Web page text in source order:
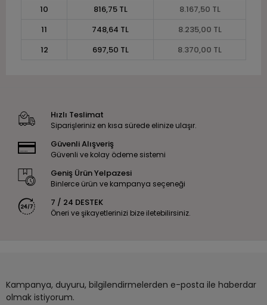
10
816,75 TL
8.167,50 TL
11
748,64 TL
8.235,00 TL
12
697,50 TL 8.370,00 TL
Hızlı Teslimat
Siparişleriniz en kısa sürede elinize ulaşır.
Güvenli Alışveriş
Güvenli ve kolay ödeme sistemi
Geniş Ürün Yelpazesi
Binlerce ürün ve kampanya seçeneği
7 / 24 DESTEK
Öneri ve şikayetlerinizi bize iletebilirsiniz.
Kampanya, duyuru, bilgilendirmelerden e-posta ile haberdar
olmak istiyorum.